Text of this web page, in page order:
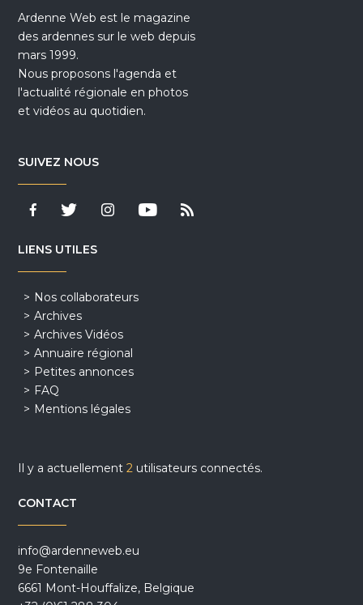
Ardenne Web est le magazine
des ardennes sur le web depuis
mars 1999.
Nous proposons l'agenda et
l'actualité régionale en photos
et vidéos au quotidien.
SUIVEZ NOUS
LIENS UTILES
Nos collaborateurs
Archives
Archives Vidéos
Annuaire régional
Petites annonces
FAQ
Mentions légales
Il y a actuellement2 utilisateurs connectés.
CONTACT
info@ardenneweb.eu
9e Fontenaille
6661 Mont-Houffalize, Belgique